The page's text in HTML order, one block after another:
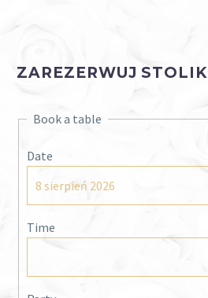
ZAREZERWUJ STOLIK
Book a table
Date
Time